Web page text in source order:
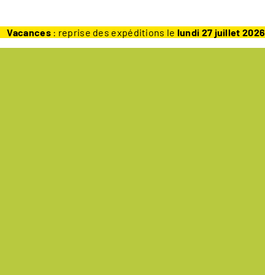
Vacances: reprise des expéditions le lundi 27 juillet 2026